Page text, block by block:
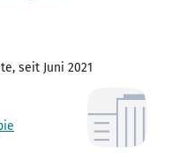
seit Juni 2021